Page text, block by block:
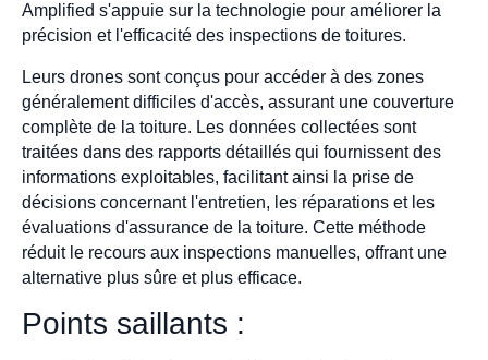
Amplified s'appuie sur la technologie pour améliorer la
précision et l'efficacité des inspections de toitures.
Leurs drones sont conçus pour accéder à des zones
généralement difficiles d'accès, assurant une couverture
complète de la toiture. Les données collectées sont
traitées dans des rapports détaillés qui fournissent des
informations exploitables, facilitant ainsi la prise de
décisions concernant l'entretien, les réparations et les
évaluations d'assurance de la toiture. Cette méthode
réduit le recours aux inspections manuelles, offrant une
alternative plus sûre et plus efficace.
Points saillants :